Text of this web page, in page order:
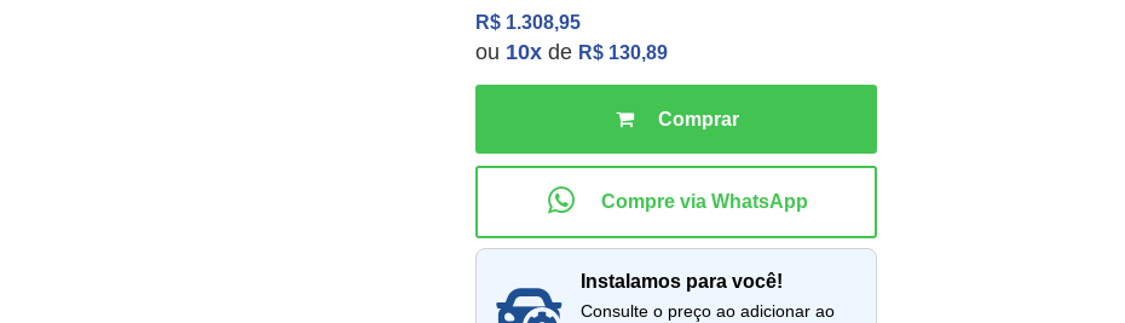
R$ 1.308,95
ou 10x de R$ 130,89
instalamos para você!
Consulte o preço ao adicionar ao